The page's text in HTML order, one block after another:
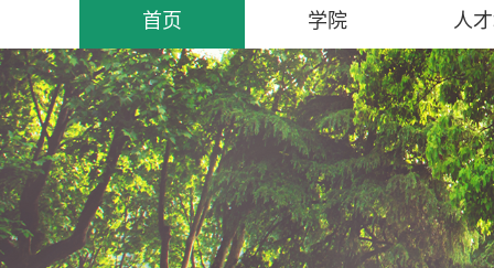
首页 学院 人